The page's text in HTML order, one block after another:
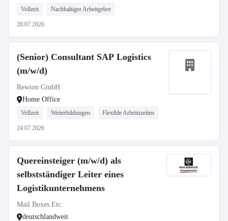
Vollzeit Nachhaltiger Arbeitgeber
28.07.2026
(Senior) Consultant SAP Logistics
(m/w/d)
Rewion GmbH
Home Office
Vollzeit Weiterbildungen Flexible Arbeitszeiten
24.07.2026
Quereinsteiger (m/w/d) als
selbstständiger Leiter eines
Logistikunternehmens
Mail Boxes Etc.
deutschlandweit